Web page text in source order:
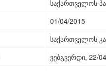
საქართველოს
01/04/2015
საქართველოს
ვებგვერდი, 22/